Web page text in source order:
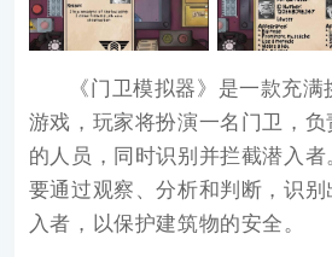
《门卫模拟器》 是一款充满
游戏，玩家将扮演一名门卫，
的人员，同时识别并拦截潜入
要通过观察、分析和判断，识
入者，以保护建筑物的安全。